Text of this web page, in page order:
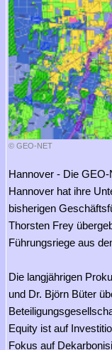
© GEO-NET
Hannover - Die
Hannover hat ihre
bisherigen
Thorsten Frey
Führungsriege aus
Die langjährigen
und Dr. Björn Büter
Equity ist auf
Fokus auf